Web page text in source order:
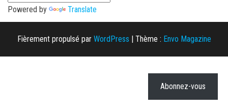
Powered by Translate
Fièrement propulsé par WordPress | Thème : Envo Magazine
Abonnez-vous